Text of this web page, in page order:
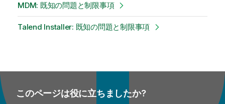
MDM: 既知の問題と制限事項
Talend Installer: 既知の問題と制限事項
このページは役に立ちましたか?